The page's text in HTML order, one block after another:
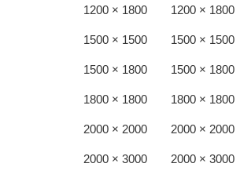
1200 × 1800 1200 × 1800
1500 × 1500 1500 × 1500
1500 × 1800 1500 × 1800
1800 × 1800 1800 × 1800
2000 × 2000 2000 × 2000
2000 × 3000 2000 × 3000